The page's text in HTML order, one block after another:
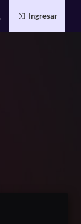
Ingresar